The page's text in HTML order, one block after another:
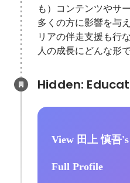
も）コンテンツやサ
多くの方に影響を与
リアの伴走支援も行
人の成長にどんな形
View 田上 慎吾's
Full Profile